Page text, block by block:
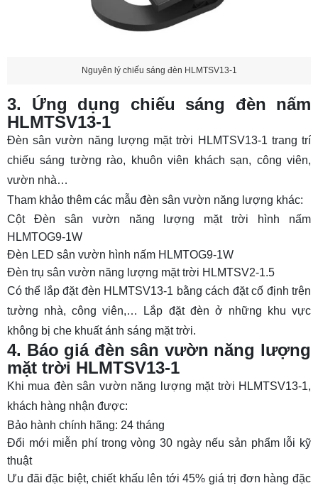
Nguyên lý chiếu sáng đèn HLMTSV13-1
3. Ứng dụng chiếu sáng đèn nấm
HLMTSV13-1
Đèn sân vườn năng lượng mặt trời HLMTSV13-1 trang trí
chiếu sáng tường rào, khuôn viên khách sạn, công viên,
vườn nhà…
Tham khảo thêm các mẫu đèn sân vườn năng lượng khác:
Cột Đèn sân vườn năng lượng mặt trời hình nấm
HLMTOG9-1W
Đèn LED sân vườn hình nấm HLMTOG9-1W
Đèn trụ sân vườn năng lượng mặt trời HLMTSV2-1.5
Có thể lắp đặt đèn HLMTSV13-1 bằng cách đặt cố định trên
tường nhà, công viên,… Lắp đặt đèn ở những khu vực
không bị che khuất ánh sáng mặt trời.
4. Báo giá đèn sân vườn năng lượng
mặt trời HLMTSV13-1
Khi mua đèn sân vườn năng lượng mặt trời HLMTSV13-1,
khách hàng nhận được:
Bảo hành chính hãng: 24 tháng
Đổi mới miễn phí trong vòng 30 ngày nếu sản phẩm lỗi kỹ
thuật
Ưu đãi đặc biệt, chiết khấu lên tới 45% giá trị đơn hàng đặc